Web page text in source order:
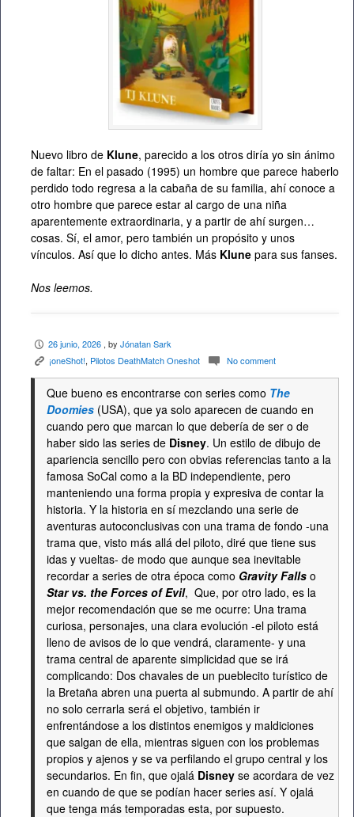
Nuevo libro de Klune, parecido a los otros diría yo sin ánimo
de faltar: En el pasado (1995) un hombre que parece haberlo
perdido todo regresa a la cabaña de su familia, ahí conoce a
otro hombre que parece estar al cargo de una niña
aparentemente extraordinaria, y a partir de ahí surgen…
cosas. Sí, el amor, pero también un propósito y unos
vínculos. Así que lo dicho antes. Más Klune para sus fanses.
Nos leemos.
P 26 junio, 2026 , by Jónatan Sark
K ¡oneShot!, Pilotos DeathMatch Oneshot c No comment
Que bueno es encontrarse con series como The
Doomies (USA), que ya solo aparecen de cuando en
cuando pero que marcan lo que debería de ser o de
haber sido las series de Disney. Un estilo de dibujo de
apariencia sencillo pero con obvias referencias tanto a la
famosa SoCal como a la BD independiente, pero
manteniendo una forma propia y expresiva de contar la
historia. Y la historia en sí mezclando una serie de
aventuras autoconclusivas con una trama de fondo -una
trama que, visto más allá del piloto, diré que tiene sus
idas y vueltas- de modo que aunque sea inevitable
recordar a series de otra época como Gravity Falls o
Star vs. the Forces of Evil, Que, por otro lado, es la
mejor recomendación que se me ocurre: Una trama
curiosa, personajes, una clara evolución -el piloto está
lleno de avisos de lo que vendrá, claramente- y una
trama central de aparente simplicidad que se irá
complicando: Dos chavales de un pueblecito turístico de
la Bretaña abren una puerta al submundo. A partir de ahí
no solo cerrarla será el objetivo, también ir
enfrentándose a los distintos enemigos y maldiciones
que salgan de ella, mientras siguen con los problemas
propios y ajenos y se va perfilando el grupo central y los
secundarios. En fin, que ojalá Disney se acordara de vez
en cuando de que se podían hacer series así. Y ojalá
que tenga más temporadas esta, por supuesto.